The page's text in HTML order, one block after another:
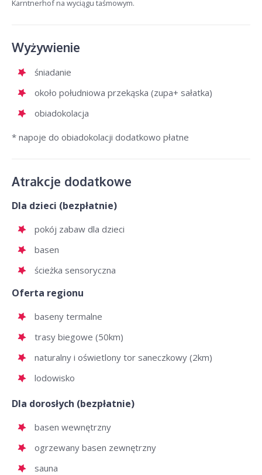
Karntnerhof na wyciągu taśmowym.
Wyżywienie
śniadanie
około południowa przekąska (zupa+ sałatka)
obiadokolacja
* napoje do obiadokolacji dodatkowo płatne
Atrakcje dodatkowe
Dla dzieci (bezpłatnie)
pokój zabaw dla dzieci
basen
ścieżka sensoryczna
Oferta regionu
baseny termalne
trasy biegowe (50km)
naturalny i oświetlony tor saneczkowy (2km)
lodowisko
Dla dorosłych (bezpłatnie)
basen wewnętrzny
ogrzewany basen zewnętrzny
sauna